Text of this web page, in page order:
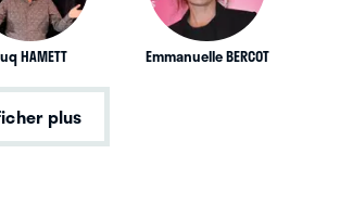
HAMETT Emmanuelle BERCOT
plus